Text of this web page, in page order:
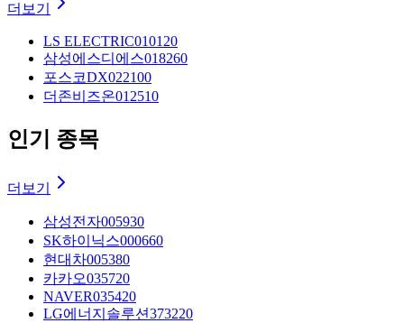
더보기
LS ELECTRIC010120
삼성에스디에스018260
포스코DX022100
더존비즈온012510
인기 종목
더보기
삼성전자005930
SK하이닉스000660
현대차005380
카카오035720
NAVER035420
LG에너지솔루션373220